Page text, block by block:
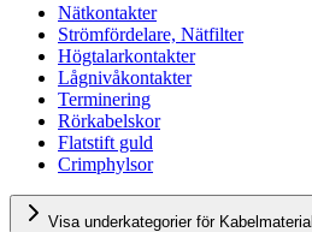
Nätkontakter
Strömfördelare, Nätfilter
Högtalarkontakter
Lågnivåkontakter
Terminering
Rörkabelskor
Flatstift guld
Crimphylsor
Visa underkategorier för Kabelmaterial